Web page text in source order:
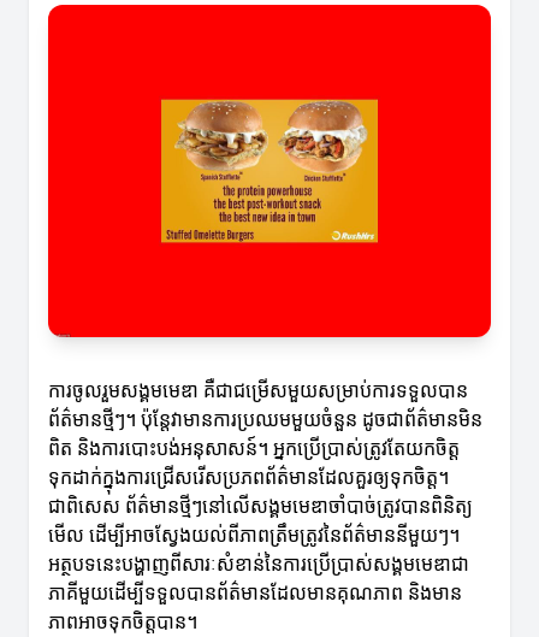
ការចូលរួមសង្គមមេឌា គឺជាជម្រើសមួយសម្រាប់ការទទួលបាន
ព័ត៌មានថ្មីៗ។ ប៉ុន្តែវាមានការប្រឈមមួយចំនួន ដូចជាព័ត៌មានមិន
ពិត និងការបោះបង់អនុសាសន៍។ អ្នកប្រើប្រាស់ត្រូវតែយកចិត្ត
ទុកដាក់ក្នុងការជ្រើសរើសប្រភពព័ត៌មានដែលគួរឲ្យទុកចិត្ត។
ជាពិសេស ព័ត៌មានថ្មីៗនៅលើសង្គមមេឌាចាំបាច់ត្រូវបានពិនិត្យ
មើល ដើម្បីអាចស្វែងយល់ពីភាពត្រឹមត្រូវនៃព័ត៌មាននីមួយៗ។
អត្ថបទនេះបង្ហាញពីសារៈសំខាន់នៃការប្រើប្រាស់សង្គមមេឌាជា
ភាគីមួយដើម្បីទទួលបានព័ត៌មានដែលមានគុណភាព និងមាន
ភាពអាចទុកចិត្តបាន។